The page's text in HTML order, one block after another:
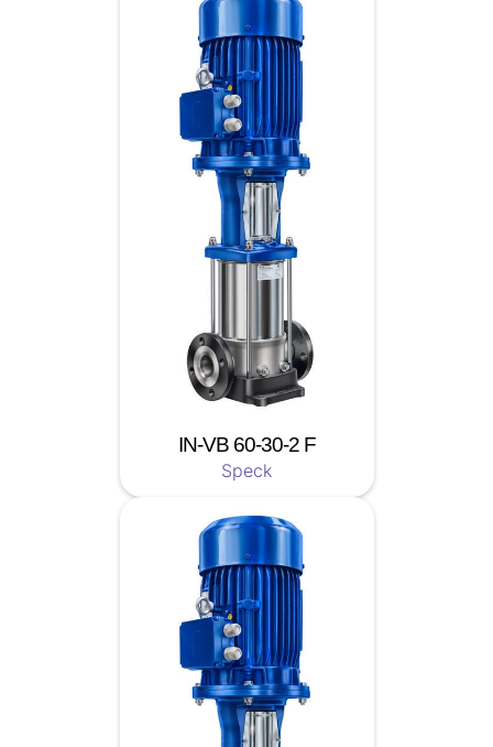
IN-VB 60-30-2 F
Speck